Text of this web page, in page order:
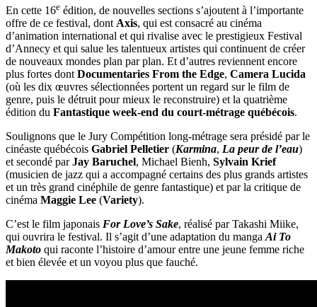
En cette 16e édition, de nouvelles sections s’ajoutent à l’importante
offre de ce festival, dont Axis, qui est consacré au cinéma
d’animation international et qui rivalise avec le prestigieux Festival
d’Annecy et qui salue les talentueux artistes qui continuent de créer
de nouveaux mondes plan par plan. Et d’autres reviennent encore
plus fortes dont Documentaries From the Edge, Camera Lucida
(où les dix œuvres sélectionnées portent un regard sur le film de
genre, puis le détruit pour mieux le reconstruire) et la quatrième
édition du Fantastique week-end du court-métrage québécois.
Soulignons que le Jury Compétition long-métrage sera présidé par le
cinéaste québécois Gabriel Pelletier (Karmina, La peur de l’eau)
et secondé parJay Baruchel, Michael Bienh, Sylvain Krief
(musicien de jazz qui a accompagné certains des plus grands artistes
et un très grand cinéphile de genre fantastique) et par la critique de
cinéma Maggie Lee (Variety).
C’est le film japonais For Love’s Sake, réalisé par Takashi Miike,
qui ouvrira le festival. Il s’agit d’une adaptation du manga Ai To
Makoto qui raconte l’histoire d’amour entre une jeune femme riche
et bien élevée et un voyou plus que fauché.